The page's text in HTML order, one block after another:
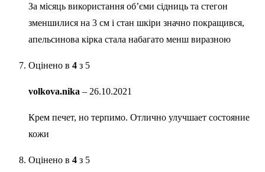
За місяць використання об’єми сідниць та стегон
зменшилися на 3 см і стан шкіри значно покращився,
апельсинова кірка стала набагато менш виразною
Оцінено в 4 з 5
volkova.nika – 26.10.2021
Крем печет, но терпимо. Отлично улучшает состояние
кожи
Оцінено в 4 з 5